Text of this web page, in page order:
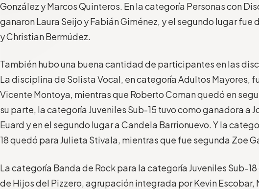
González y Marcos Quinteros. En la categoría Personas con
ganaron Laura Seijo y Fabián Giménez, y el segundo lugar fue
y Christian Bermúdez.
También hubo una buena cantidad de participantes en las
La disciplina de Solista Vocal, en categoría Adultos Mayores,
Vicente Montoya, mientras que Roberto Coman quedó en
su parte, la categoría Juveniles Sub-15 tuvo como ganadora a
Euard y en el segundo lugar a Candela Barrionuevo. Y la
18 quedó para Julieta Stivala, mientras que fue segunda Zoe
La categoría Banda de Rock para la categoría Juveniles Sub-
de Hijos del Pizzero, agrupación integrada por Kevin Escobar,